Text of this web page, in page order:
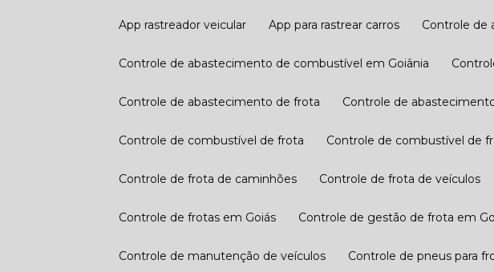
App rastreador veicular App para rastrear carros Controle
Controle de abastecimento de combustível em Goiânia
Controle de abastecimento de frota Controle de
Controle de combustível de frota Controle de combustível de
Controle de frota de caminhões Controle de frota de veículos
Controle de frotas em Goiás Controle de gestão de frota​ em
Controle de manutenção de veículos Controle de pneus para